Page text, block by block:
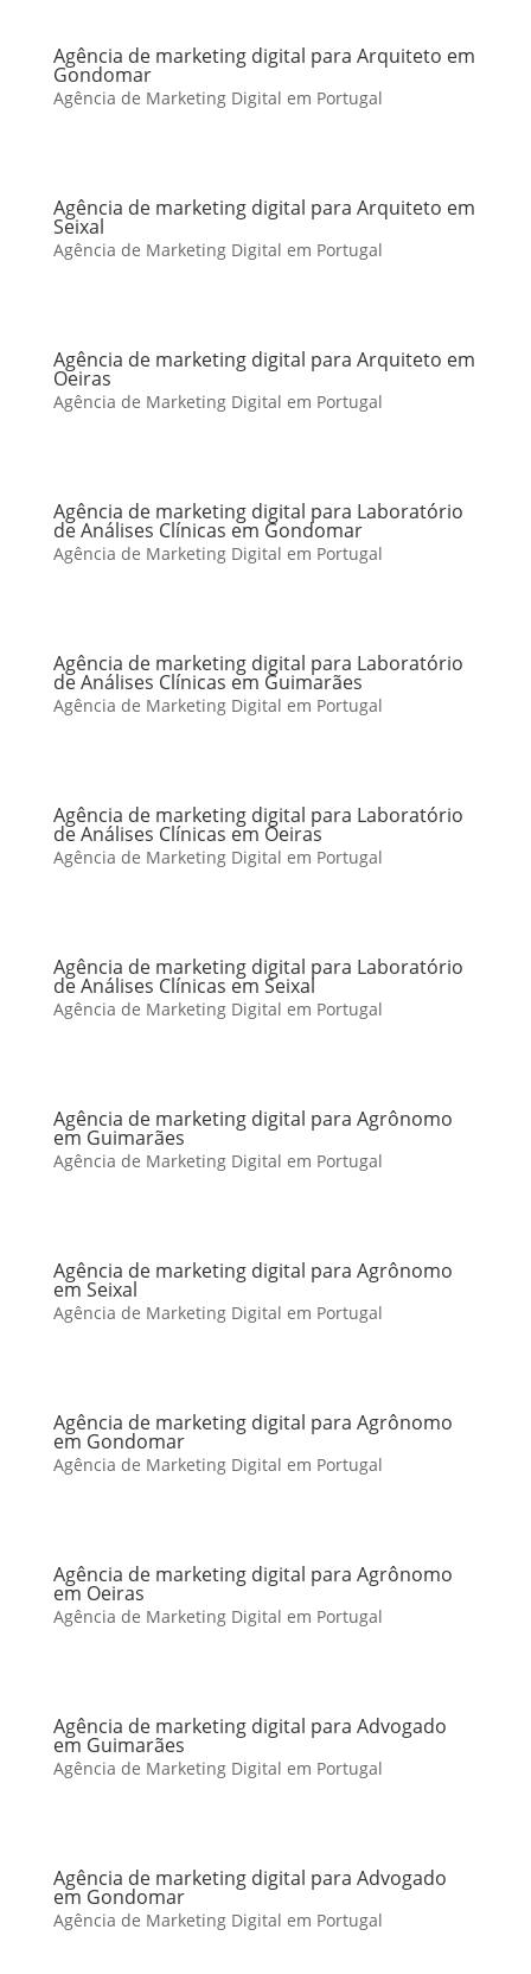
Agência de marketing digital para Arquiteto em
Gondomar
Agência de Marketing Digital em Portugal
Agência de marketing digital para Arquiteto em
Seixal
Agência de Marketing Digital em Portugal
Agência de marketing digital para Arquiteto em
Oeiras
Agência de Marketing Digital em Portugal
Agência de marketing digital para Laboratório
de Análises Clínicas em Gondomar
Agência de Marketing Digital em Portugal
Agência de marketing digital para Laboratório
de Análises Clínicas em Guimarães
Agência de Marketing Digital em Portugal
Agência de marketing digital para Laboratório
de Análises Clínicas em Oeiras
Agência de Marketing Digital em Portugal
Agência de marketing digital para Laboratório
de Análises Clínicas em Seixal
Agência de Marketing Digital em Portugal
Agência de marketing digital para Agrônomo
em Guimarães
Agência de Marketing Digital em Portugal
Agência de marketing digital para Agrônomo
em Seixal
Agência de Marketing Digital em Portugal
Agência de marketing digital para Agrônomo
em Gondomar
Agência de Marketing Digital em Portugal
Agência de marketing digital para Agrônomo
em Oeiras
Agência de Marketing Digital em Portugal
Agência de marketing digital para Advogado
em Guimarães
Agência de Marketing Digital em Portugal
Agência de marketing digital para Advogado
em Gondomar
Agência de Marketing Digital em Portugal